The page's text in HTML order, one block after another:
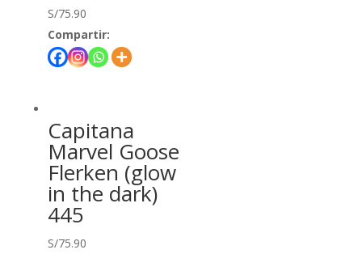
S/75.90
Compartir:
Capitana
Marvel Goose
Flerken (glow
in the dark)
445
S/75.90